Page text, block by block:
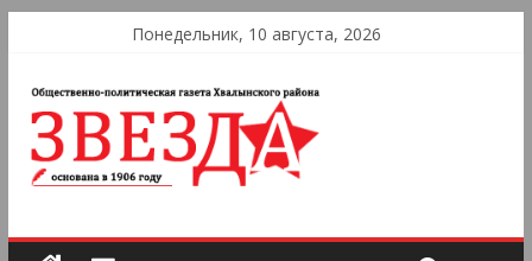
Понедельник, 10 августа, 2026